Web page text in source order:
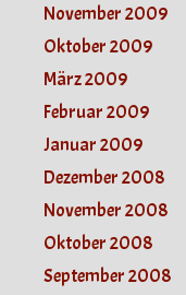
November 2009
Oktober 2009
März 2009
Februar 2009
Januar 2009
Dezember 2008
November 2008
Oktober 2008
September 2008